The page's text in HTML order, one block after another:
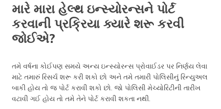
મારે મારા હેલ્થ ઇન્સ્યોરન્સને પોર્ટ
કરવાની પ્રક્રિયા ક્યારે શરૂ કરવી
જોઈએ?
તમે વર્ષના કોઈપણ સમયે અન્ય ઇન્સ્યોરન્સ પ્રોવાઈડર પર નિર્ણય લેવા
માટે તમારું રિસર્ચ શરૂ કરી શકો છો અને તમે તમારી પોલિસીનું રિન્યુઅલ
બાકી હોય તો જ પોર્ટ કરાવી શકો છો. જો પોલિસી મેચ્યોરિટીની તારીખ
વટાવી ગઈ હોય તો તમે તેને પોર્ટ કરાવી શકતા નથી.